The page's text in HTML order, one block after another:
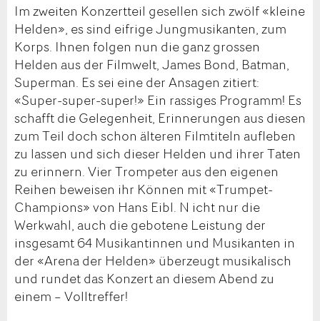
Im zweiten Konzertteil gesellen sich zwölf «kleine
Helden», es sind eifrige Jungmusikanten, zum
Korps. Ihnen folgen nun die ganz grossen
Helden aus der Filmwelt, James Bond, Batman,
Superman. Es sei eine der Ansagen zitiert:
«Super-super-super!» Ein rassiges Programm! Es
schafft die Gelegenheit, Erinnerungen aus diesen
zum Teil doch schon älteren Filmtiteln aufleben
zu lassen und sich dieser Helden und ihrer Taten
zu erinnern. Vier Trompeter aus den eigenen
Reihen beweisen ihr Können mit «Trumpet-
Champions» von Hans Eibl. N icht nur die
Werkwahl, auch die gebotene Leistung der
insgesamt 64 Musikantinnen und Musikanten in
der «Arena der Helden» überzeugt musikalisch
und rundet das Konzert an diesem Abend zu
einem – Volltreffer!